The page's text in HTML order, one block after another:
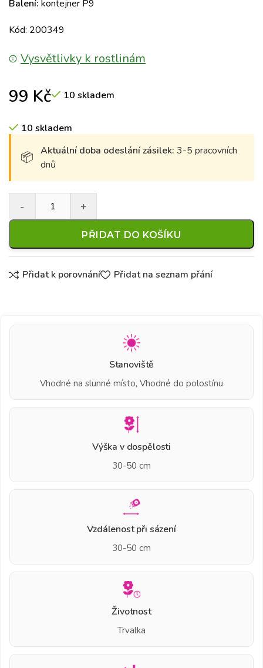
Balení: kontejner P9
Kód: 200349
Vysvětlivky k rostlinám
99 Kč 10 skladem
10 skladem
Aktuální doba odeslání zásilek: 3-5 pracovních
dnů
PŘIDAT DO KOŠÍKU
Přidat k porovnání Přidat na seznam přání
Stanoviště
Vhodné na slunné místo, Vhodné do polostínu
Výška v dospělosti
30-50 cm
Vzdálenost při sázení
30-50 cm
Životnost
Trvalka